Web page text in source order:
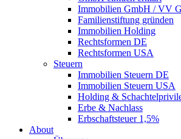
Immobilien GmbH / VV
Familienstiftung gründen
Immobilien Holding
Rechtsformen DE
Rechtsformen USA
Steuern
Immobilien Steuern DE
Immobilien Steuern USA
Holding &
Erbe & Nachlass
Erbschaftsteuer 1,5%
About